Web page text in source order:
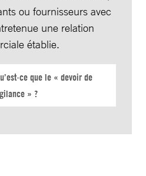
ou fournisseurs avec
une relation
établie.
ce que le « devoir de
» ?